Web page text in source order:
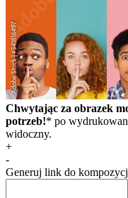
Chwytając za obrazek
potrzeb!* po
widoczny.
+
-
Generuj link do